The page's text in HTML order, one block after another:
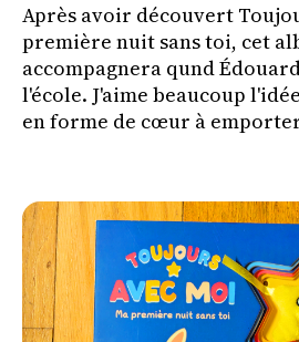
Après avoir découvert
première nuit sans toi, cet
accompagnera qund
l'école. J'aime beaucoup
en forme de cœur à